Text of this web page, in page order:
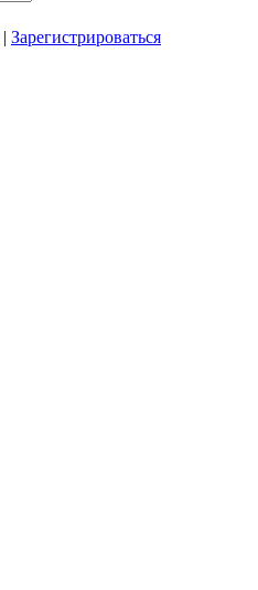
| Зарегистрироваться